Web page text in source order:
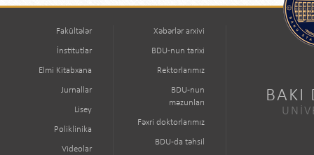
Fakültələr
İnstitutlar
Elmi Kitabxana
Jurnallar
Lisey
Poliklinika
Videolar
Xəbərlər arxivi
BDU-nun tarixi
Rektorlarımız
BDU-nun
məzunları
Fəxri doktorlarımız
BDU-da təhsil
BAKI